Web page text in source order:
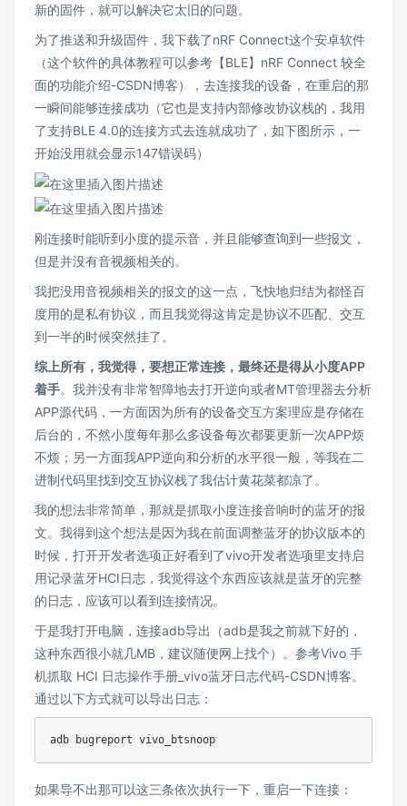
新的固件，就可以解决它太旧的问题。
为了推送和升级固件，我下载了nRF Connect这个安卓软件
（这个软件的具体教程可以参考 【BLE】nRF Connect 较全
面的功能介绍-CSDN博客），去连接我的设备，在重启的那
一瞬间能够连接成功（它也是支持内部修改协议栈的，我用
了支持BLE 4.0的连接方式去连就成功了，如下图所示，一
开始没用就会显示147错误码）
刚连接时能听到小度的提示音，并且能够查询到一些报文，
但是并没有音视频相关的。
我把没用音视频相关的报文的这一点，飞快地归结为都怪百
度用的是私有协议，而且我觉得这肯定是协议不匹配、交互
到一半的时候突然挂了。
综上所有，我觉得，要想正常连接，最终还是得从小度APP
着手。我并没有非常智障地去打开逆向或者MT管理器去分析
APP源代码，一方面因为所有的设备交互方案理应是存储在
后台的，不然小度每年那么多设备每次都要更新一次APP烦
不烦；另一方面我APP逆向和分析的水平很一般，等我在二
进制代码里找到交互协议栈了我估计黄花菜都凉了。
我的想法非常简单，那就是抓取小度连接音响时的蓝牙的报
文。我得到这个想法是因为我在前面调整蓝牙的协议版本的
时候，打开开发者选项正好看到了vivo开发者选项里支持启
用记录蓝牙HCI日志，我觉得这个东西应该就是蓝牙的完整
的日志，应该可以看到连接情况。
于是我打开电脑，连接adb导出（adb是我之前就下好的，
这种东西很小就几MB，建议随便网上找个）。参考Vivo 手
机抓取 HCI 日志操作手册_vivo蓝牙日志代码-CSDN博客。
通过以下方式就可以导出日志：
如果导不出那可以这三条依次执行一下，重启一下连接：